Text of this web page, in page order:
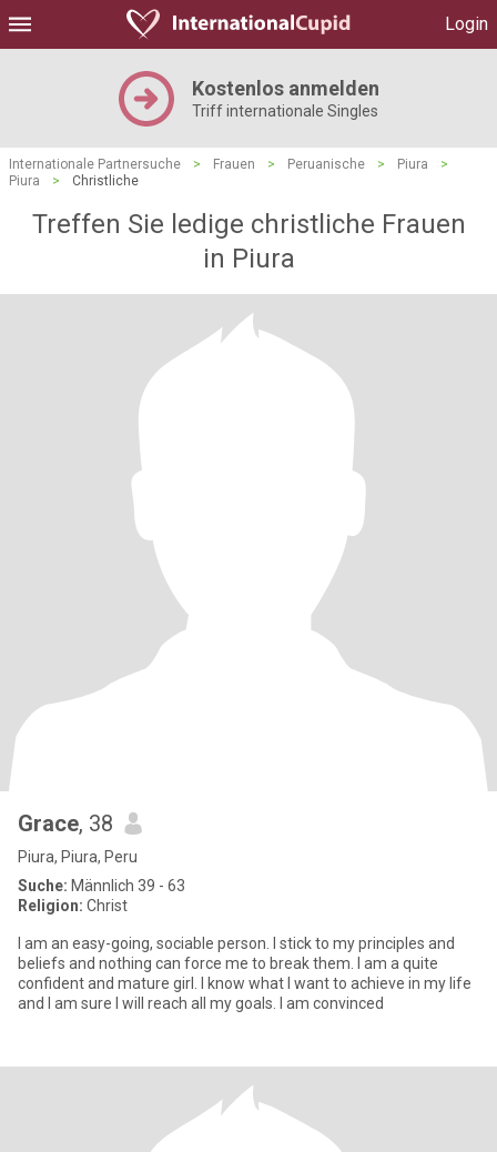
Login
Kostenlos anmelden
Triff internationale Singles
Internationale Partnersuche > Frauen > Peruanische > Piura
>
Piura
> Christliche
Treffen Sie ledige christliche Frauen
in Piura
Grace, 38
Piura, Piura, Peru
Suche: Männlich 39 - 63
Religion: Christ
I am an easy-going, sociable person. I stick to my principles and
beliefs and nothing can force me to break them. I am a quite
confident and mature girl. I know what I want to achieve in my life
and I am sure I will reach all my goals. I am convinced